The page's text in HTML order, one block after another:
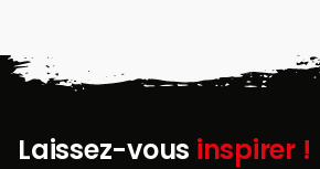
Laissez-vous inspirer !